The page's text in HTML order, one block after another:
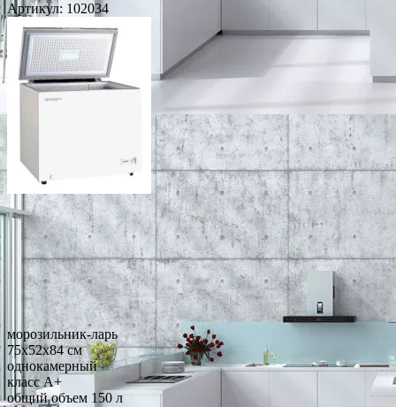
Артикул: 102034
морозильник-ларь
75x52x84 см
однокамерный
класс A+
общий объем 150 л